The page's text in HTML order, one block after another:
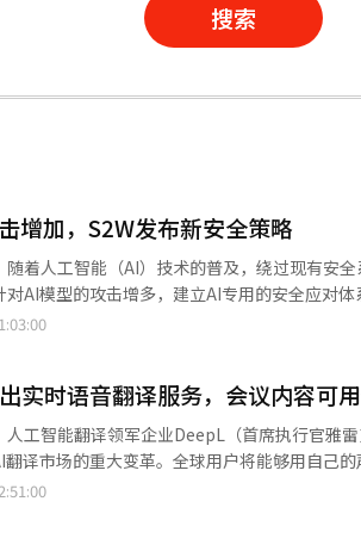
搜索
增加，S2W发布新安全策略
随着人工智能（AI）技术的普及，绕过现有安
对AI模型的攻击增多，建立AI专用的安全应对
新安全策略：通过实际案例了解应对措施”的
敏感信息泄露或执行非预期命令。攻击者通过
破坏”是通过数据投毒和后门攻击污染学习数
”攻击利用处理外部数据的AI代理间接进行
”攻击利用深度伪造和语音克隆技术生成精
全。AI模型直接攻击的实际案例也在增加。
实时语音翻译服务，会议内容可
人工智能翻译领军企业DeepL（首席执行官
翻译市场的重大变革。全球用户将能够用自己
Connect”，并首次全球发布新解决方案